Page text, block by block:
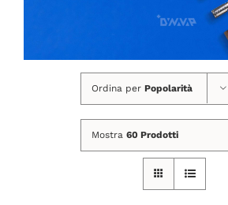
DELIVERY ROMA
Ordina per Popolarità
Mostra 60 Prodotti